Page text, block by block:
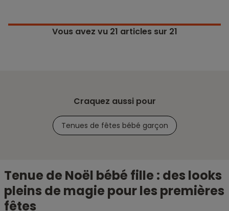
Vous avez vu 21 articles sur 21
Craquez aussi pour
Tenues de fêtes bébé garçon
Tenue de Noël bébé fille : des looks
pleins de magie pour les premières
fêtes